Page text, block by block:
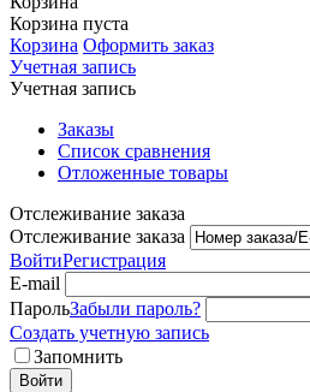
Корзина пуста
Корзина Оформить заказ
Учетная запись
Учетная запись
Заказы
Список сравнения
Отложенные товары
Отслеживание заказа
Отслеживание заказа
ВойтиРегистрация
E-mail
ПарольЗабыли пароль?
Создать учетную запись
Запомнить
Войти